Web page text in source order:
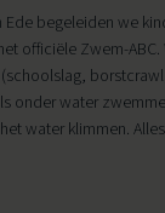
begeleiden we
officiële Zwem-
onder water
water klimmen.